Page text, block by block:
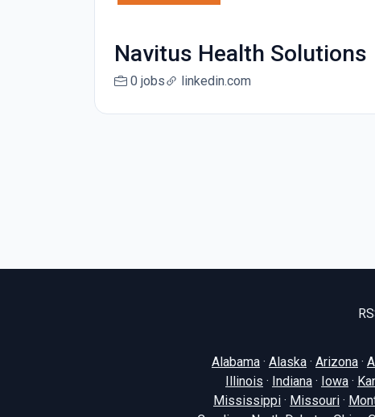
Navitus Health Solutions
0 jobs linkedin.com
Alabama · Alaska · Arizona ·
Illinois · Indiana · Iowa ·
Mississippi · Missouri ·